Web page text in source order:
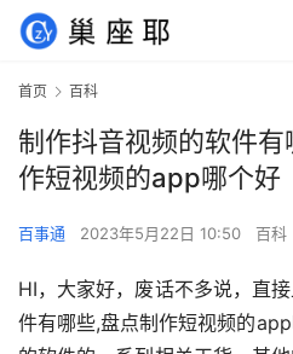
首页 百科
制作抖音视频的软件有
作短视频的app哪个好
百事通 2023年5月22日 10:50 百科
HI，大家好，废话不多说，直
件有哪些,盘点制作短视频的